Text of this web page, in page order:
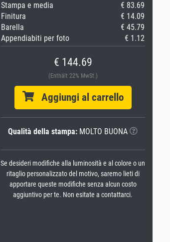
Stampa e media
€ 83.69
Finitura
€ 14.09
Barella
€ 45.79
Appendiabiti per foto
€ 1.12
€ 144.69
(Enthält 22% MwSt.)
Aggiungi al carrello
Qualità della stampa: MOLTO BUONA
Se desideri modifiche alla luminosità e al colore o un
ritaglio personalizzato del motivo, saremo lieti di
apportare queste modifiche senza alcun costo
aggiuntivo per te. Non esitate a contattarci.